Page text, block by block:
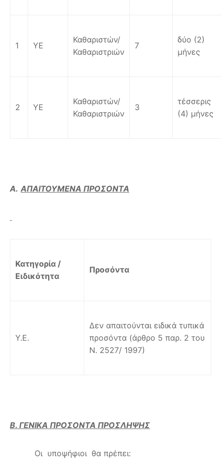
1 ΥΕ
Καθαριστών/
Καθαριστριών
7
δύο (2)
μήνες
2 ΥΕ
Καθαριστών/
Καθαριστριών
3
τέσσερις
(4) μήνες
Α. ΑΠΑΙΤΟΥΜΕΝΑ ΠΡΟΣΟΝΤΑ
Κατηγορία /
Ειδικότητα
Προσόντα
Υ.Ε.
Δεν απαιτούνται ειδικά τυπικά
προσόντα (άρθρο 5 παρ. 2 του
Ν. 2527/ 1997)
Β. ΓΕΝΙΚΑ ΠΡΟΣΟΝΤΑ ΠΡΟΣΛΗΨΗΣ
Οι υποψήφιοι θα πρέπει: